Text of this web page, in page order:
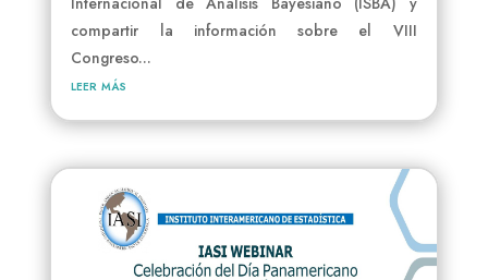
compartir la información sobre el VIII
Congreso...
leer más